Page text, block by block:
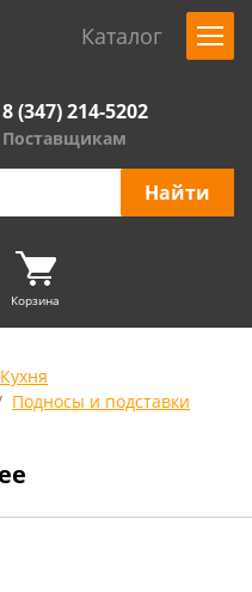
Каталог
8 (347) 214-5202
Поставщикам
Корзина
Кухня
Подносы и подставки